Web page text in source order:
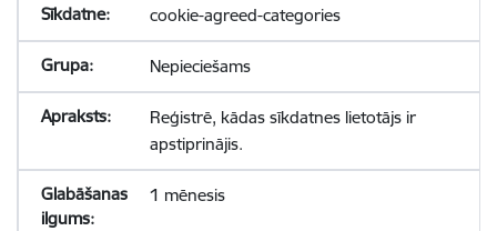
cookie-agreed-categories
Nepieciešams
Reģistrē, kādas sīkdatnes lietotājs ir
apstiprinājis.
1 mēnesis